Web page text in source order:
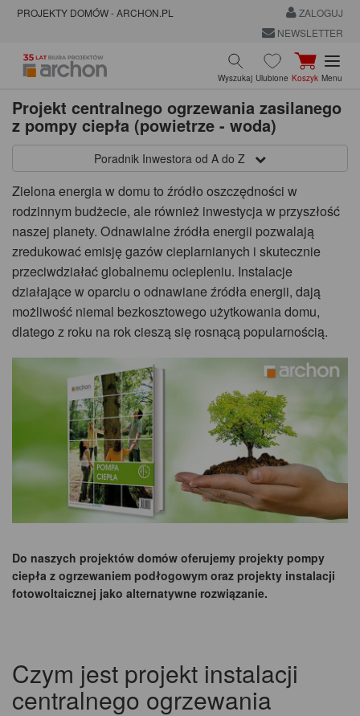
PROJEKTY DOMÓW - ARCHON.PL
ZALOGUJ
NEWSLETTER
Wyszukaj Ulubione Koszyk Menu
Projekt centralnego ogrzewania zasilanego
z pompy ciepła (powietrze - woda)
Poradnik Inwestora od A do Z
Zielona energia w domu to źródło oszczędności w
rodzinnym budżecie, ale również inwestycja w przyszłość
naszej planety. Odnawialne źródła energii pozwalają
zredukować emisję gazów cieplarnianych i skutecznie
przeciwdziałać globalnemu ociepleniu. Instalacje
działające w oparciu o odnawiane źródła energii, dają
możliwość niemal bezkosztowego użytkowania domu,
dlatego z roku na rok cieszą się rosnącą popularnością.
Do naszych projektów domów oferujemy projekty pompy
ciepła z ogrzewaniem podłogowym oraz projekty instalacji
fotowoltaicznej jako alternatywne rozwiązanie.
Czym jest projekt instalacji
centralnego ogrzewania